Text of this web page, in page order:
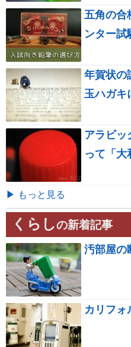
五角の合
ンター試
年賀状の
玉ハガキ
アラビッ
って「大
▶ もっと見る
くらしの新着記事
汚部屋の
カリフォ